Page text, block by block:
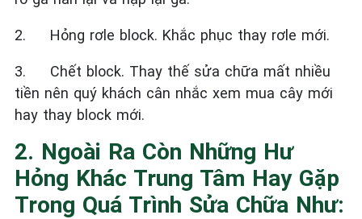
2. Hỏng rơle block. Khắc phục thay rơle mới.
3. Chết block. Thay thế sửa chữa mất nhiều
tiền nên quý khách cân nhắc xem mua cây mới
hay thay block mới.
2. Ngoài Ra Còn Những Hư
Hỏng Khác Trung Tâm Hay Gặp
Trong Quá Trình Sửa Chữa Như: